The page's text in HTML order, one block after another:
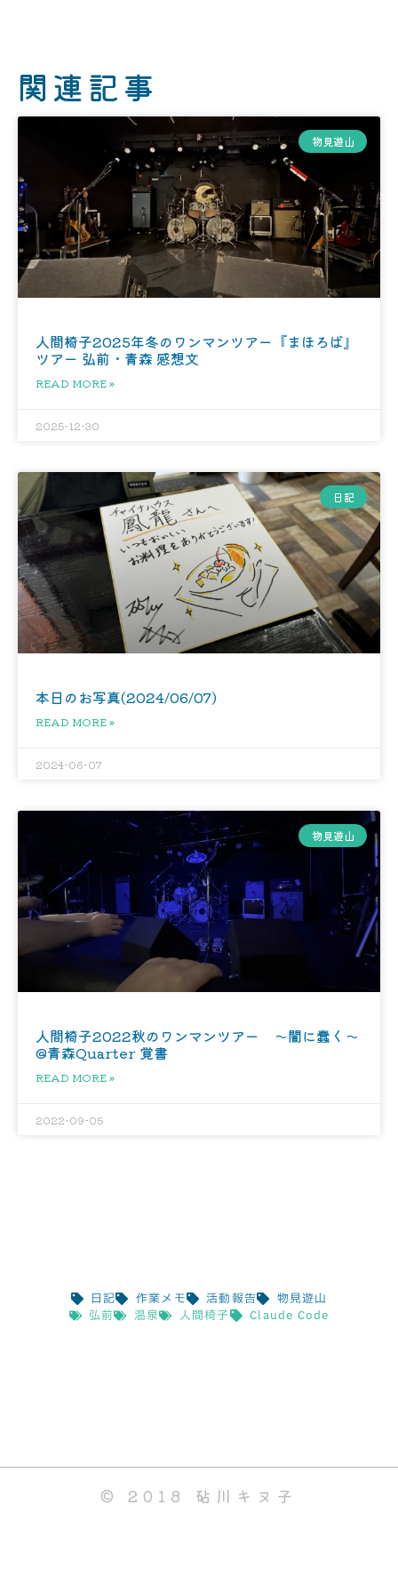
関連記事
物見遊山
人間椅子2025年冬のワンマンツアー『まほろば』
ツアー 弘前・青森 感想文
READ MORE »
2025-12-30
日記
本日のお写真(2024/06/07)
READ MORE »
2024-06-07
物見遊山
人間椅子2022秋のワンマンツアー 〜闇に蠢く〜
@青森Quarter 覚書
READ MORE »
2022-09-05
日記 作業メモ 活動報告
物見遊山
弘前
温泉 人間椅子 Claude Code
© 2018 砧川キヌ子